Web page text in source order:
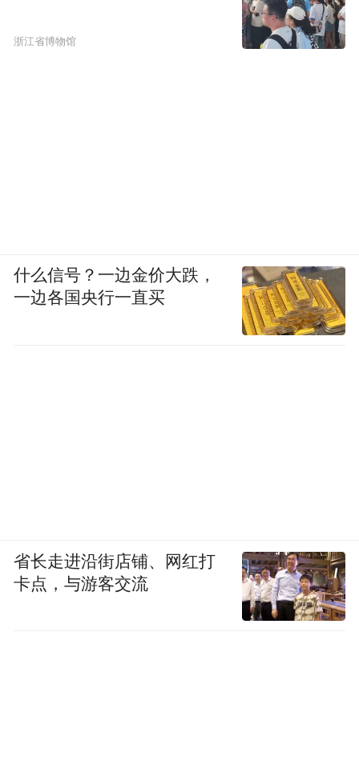
浙江省博物馆
什么信号？一边金价大跌，
一边各国央行一直买
省长走进沿街店铺、网红打
卡点，与游客交流